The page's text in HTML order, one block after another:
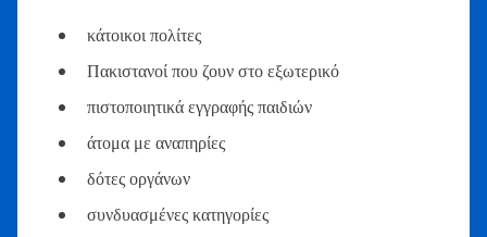
κάτοικοι πολίτες
Πακιστανοί που ζουν στο εξωτερικό
πιστοποιητικά εγγραφής παιδιών
άτομα με αναπηρίες
δότες οργάνων
συνδυασμένες κατηγορίες